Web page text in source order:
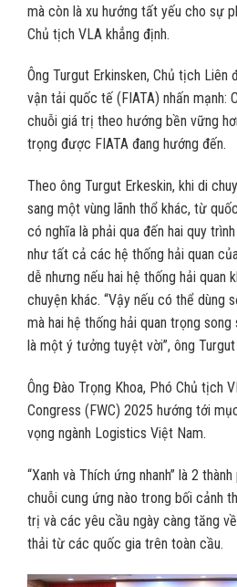
mà còn là xu hướng tất yếu cho sự
Chủ tịch VLA khẳng định.
Ông Turgut Erkinsken, Chủ tịch Liên
vận tải quốc tế (FIATA) nhấn mạnh:
chuỗi giá trị theo hướng bền vững
trọng được FIATA đang hướng đến.
Theo ông Turgut Erkeskin, khi di
sang một vùng lãnh thổ khác, từ
có nghĩa là phải qua đến hai quy
như tất cả các hệ thống hải quan
dễ nhưng nếu hai hệ thống hải quan
chuyện khác. “Vậy nếu có thể dùng
mà hai hệ thống hải quan trọng
là một ý tưởng tuyệt vời”, ông
Ông Đào Trọng Khoa, Phó Chủ tịch
Congress (FWC) 2025 hướng tới
vọng ngành Logistics Việt Nam.
“Xanh và Thích ứng nhanh” là 2
chuỗi cung ứng nào trong bối cảnh
trị và các yêu cầu ngày càng tăng
thải từ các quốc gia trên toàn cầu.